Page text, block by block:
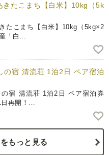
きたこまち【白米】10kg（5k
たこまち【白米】10kg（5kg×2
「白…
の宿 清流荘 1泊2日 ペア宿泊
宿 清流荘 1泊2日 ペア宿泊券
再開！…
もっと見る